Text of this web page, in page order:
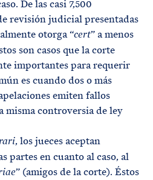
De las casi 7,500
revisión judicial presentadas
otorga “cert” a menos
son casos que la corte
importantes para requerir
es cuando dos o más
emiten fallos
misma controversia de ley
, los jueces aceptan
partes en cuanto al caso, al
” (amigos de la corte). Éstos